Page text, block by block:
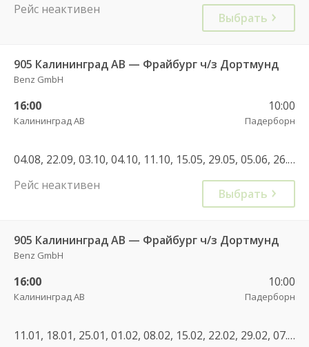
Рейс неактивен
Выбрать
905 Калининград АВ — Фрайбург ч/з Дортмунд
Benz GmbH
16:00
Калининград АВ
10:00
Падерборн
04.08, 22.09, 03.10, 04.10, 11.10, 15.05, 29.05, 05.06, 26.06, 19.09, 21.09, 25.09
Рейс неактивен
Выбрать
905 Калининград АВ — Фрайбург ч/з Дортмунд
Benz GmbH
16:00
Калининград АВ
10:00
Падерборн
11.01, 18.01, 25.01, 01.02, 08.02, 15.02, 22.02, 29.02, 07.03, 14.03, 21.03, 28.03, 31.10, 01.11, 07.11, 08.11, 14.11, 15.11, 21.11, 22.11, 28.11, 29.11, 05.12, 06.12, 12.12, 13.12, 19.12, 20.12, 26.12, 27.12, 02.01, 03.01, 09.01, 10.01, 16.01, 17.01, 23.01, 24.01, 30.01, 31.01, 05.01, 06.02, 07.02, 13.02, 14.02, 20.02, 21.02, 27.02, 28.02, 06.03, 07.03, 13.03, 14.03, 20.03, 21.03, 27.03, 28.03, 30.10, 31.10, 06.11, 07.11, 13.11, 14.11, 20.11, 21.11, 27.11, 28.11, 04.12, 05.12, 11.12, 12.12, 18.12, 19.12, 25.12, 26.12, 02.01, 08.01, 09.01, 15.01, 16.01, 22.01, 23.01, 29.01, 30.01, 05.02, 06.02, 12.02, 13.02, 19.02, 20.02, 26.02, 27.02, 05.03, 06.03, 12.03, 13.03, 19.03, 20.03